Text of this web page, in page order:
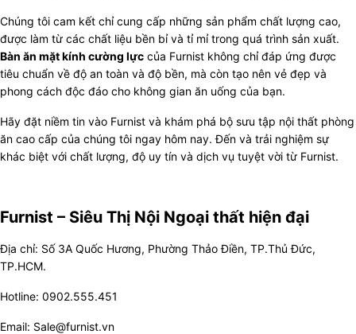
Chúng tôi cam kết chỉ cung cấp những sản phẩm chất lượng cao,
được làm từ các chất liệu bền bỉ và tỉ mỉ trong quá trình sản xuất.
Bàn ăn mặt kính cường lực của Furnist không chỉ đáp ứng được
tiêu chuẩn về độ an toàn và độ bền, mà còn tạo nên vẻ đẹp và
phong cách độc đáo cho không gian ăn uống của bạn.
Hãy đặt niềm tin vào Furnist và khám phá bộ sưu tập nội thất phòng
ăn cao cấp của chúng tôi ngay hôm nay. Đến và trải nghiệm sự
khác biệt với chất lượng, độ uy tín và dịch vụ tuyệt vời từ Furnist.
Furnist – Siêu Thị Nội Ngoại thất hiện đại
Địa chỉ: Số 3A Quốc Hương, Phường Thảo Điền, TP.Thủ Đức,
TP.HCM.
Hotline: 0902.555.451
Email: Sale@furnist.vn